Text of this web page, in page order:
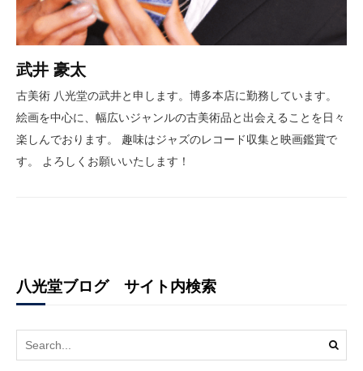
武井 豪太
古美術 八光堂の武井と申します。博多本店に勤務しています。
絵画を中心に、幅広いジャンルの古美術品と出会えることを日々
楽しんでおります。 趣味はジャズのレコード収集と映画鑑賞で
す。 よろしくお願いいたします！
八光堂ブログ サイト内検索
Search
for: